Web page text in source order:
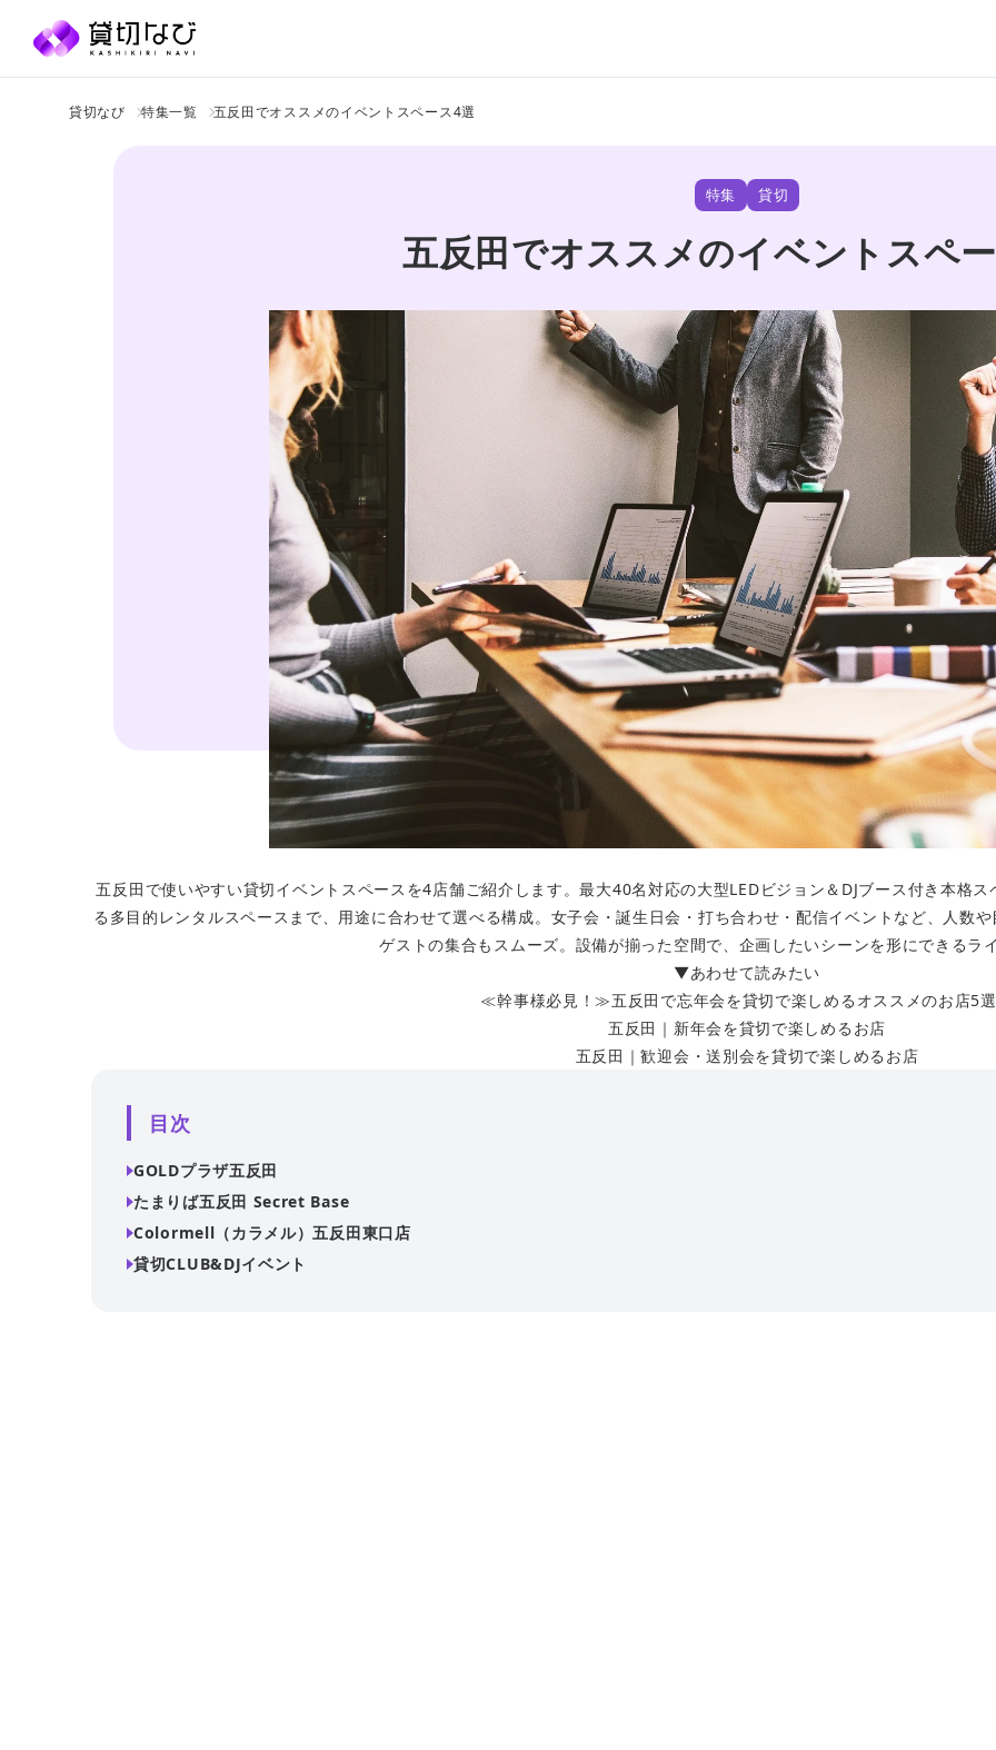
貸切なび 特集一覧 五反田でオススメのイベントスペース4選
特集 貸切
五反田でオススメのイベントスペ
五反田で使いやすい貸切イベントスペースを4店舗ご紹介します。最大40名対応の大型LEDビジョン＆DJブース付き本格
る多目的レンタルスペースまで、用途に合わせて選べる構成。女子会・誕生日会・打ち合わせ・配信イベントなど、人数
ゲストの集合もスムーズ。設備が揃った空間で、企画したいシーンを形にできるラ
▼あわせて読みたい
≪幹事様必見！≫五反田で忘年会を貸切で楽しめるオススメのお店5
五反田｜新年会を貸切で楽しめるお店
五反田｜歓迎会・送別会を貸切で楽しめるお店
目次
GOLDプラザ五反田
たまりば五反田 Secret Base
Colormell（カラメル）五反田東口店
貸切CLUB&DJイベント